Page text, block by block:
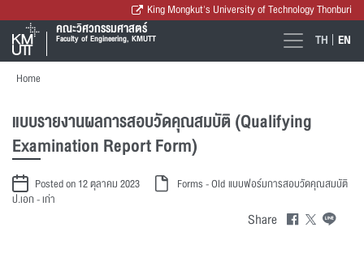
King Mongkut's University of Technology Thonburi
คณะวิศวกรรมศาสตร์
Faculty of Engineering, KMUTT TH EN
Home
แบบรายงานผลการสอบวัดคุณสมบัติ (Qualifying
Examination Report Form)
Posted on 12 ตุลาคม 2023 Forms - Oldแบบฟอร์มการสอบวัดคุณสมบัติ
ป.เอก - เก่า
Share